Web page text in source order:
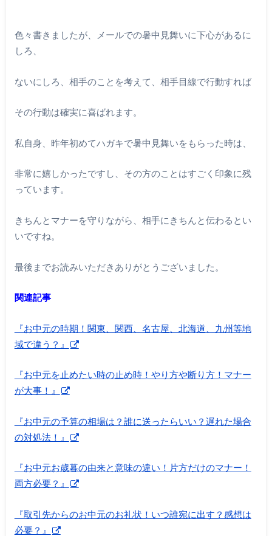
色々書きましたが、メールでの暑中見舞いに下心があるに
しろ、
ないにしろ、相手のことを考えて、相手目線で行動すれば
その行動は確実に喜ばれます。
私自身、昨年初めてハガキで暑中見舞いをもらった時は、
非常に嬉しかったですし、その方のことはすごく印象に残
っています。
きちんとマナーを守りながら、相手にきちんと伝わるとい
いですね。
最後までお読みいただきありがとうございました。
関連記事
『お中元の時期！関東、関西、名古屋、北海道、九州等地
域で違う？』
『お中元を止めたい時の止め時！やり方や断り方！マナー
が大事！』
『お中元の予算の相場は？誰に送ったらいい？遅れた場合
の対処法！』
『お中元お歳暮の由来と意味の違い！片方だけのマナー！
両方必要？』
『取引先からのお中元のお礼状！いつ誰宛に出す？感想は
必要？』